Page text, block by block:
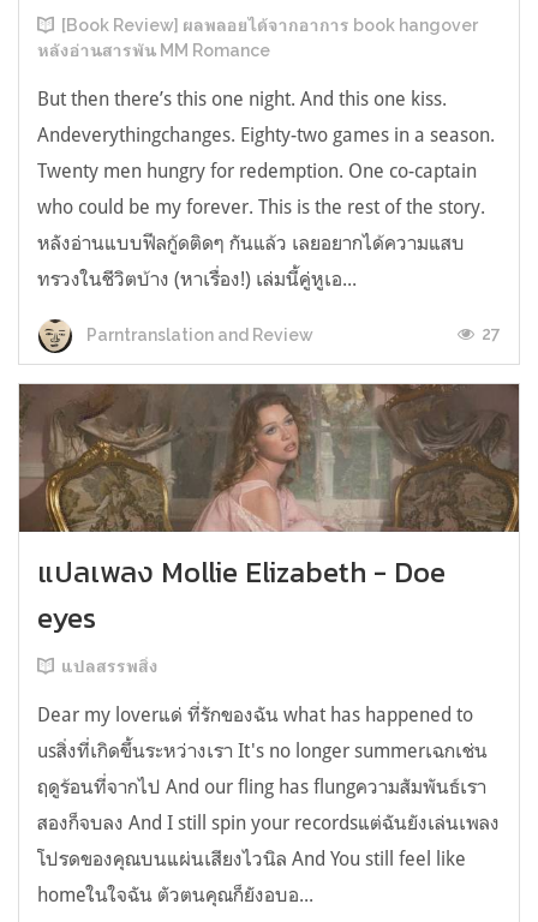
[Book Review] ผลพลอยได้จากอาการ book hangover
หลังอ่านสารพัน MM Romance
But then there’s this one night. And this one kiss.
Andeverythingchanges. Eighty-two games in a season.
Twenty men hungry for redemption. One co-captain
who could be my forever. This is the rest of the story.
หลังอ่านแบบฟีลกู้ดติดๆ กันแล้ว เลยอยากได้ความแสบ
ทรวงในชีวิตบ้าง (หาเรื่อง!) เล่มนี้คู่หูเอ...
Parntranslation and Review 27
แปลเพลง Mollie Elizabeth - Doe
eyes
แปลสรรพสิ่ง
Dear my loverแด่ ที่รักของฉัน what has happened to
usสิ่งที่เกิดขึ้นระหว่างเรา It's no longer summerเฉกเช่น
ฤดูร้อนที่จากไป And our fling has flungความสัมพันธ์เรา
สองก็จบลง And I still spin your recordsแต่ฉันยังเล่นเพลง
โปรดของคุณบนแผ่นเสียงไวนิล And You still feel like
homeในใจฉัน ตัวตนคุณก็ยังอบอ...